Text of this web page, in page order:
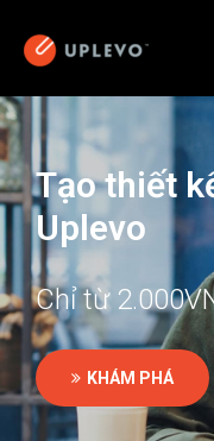
Tạo thiết
Uplevo
Chỉ từ
KHÁM PHÁ